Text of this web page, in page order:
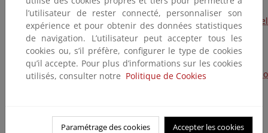
Federico de Armas. P. N. de Garajonay.
Proceso participativo para la regulación de senderos en el
Parque Regional de Sierra Espuña
Cati Carrillo. Parque Regional Sierra Espuña
La CETS y la política de la Unión Europea para el Turismo
l’utilisateur de rester connecté, personnaliser son
expérience et pour obtenir des données statistiques
de navigation. L’utilisateur peut accepter tous les
cookies ou, s’il préfère, configurer le type de cookies
qu’il accepte. Pour plus d’informations sur les cookies
utilisés, consulter notre Politique de Cookies
Paramétrage des cookies Accepter les cookies